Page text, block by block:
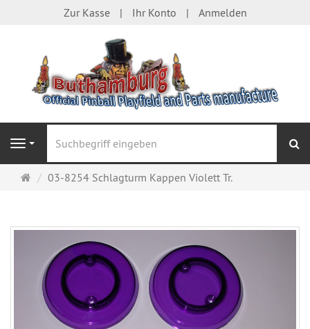
Zur Kasse Ihr Konto Anmelden
Navigation
Startseite
03-8254 Schlagturm Kappen Violett Tr.